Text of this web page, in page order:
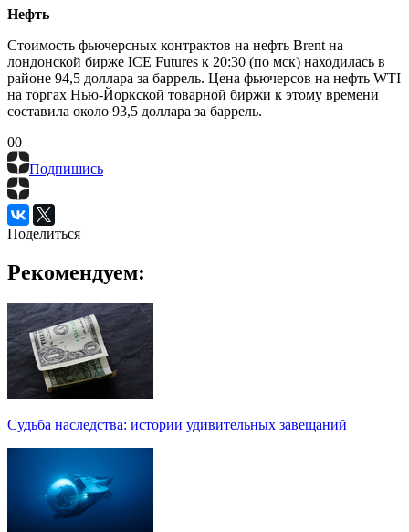
Нефть
Стоимость фьючерсных контрактов на нефть Brent на
лондонской бирже ICE Futures к 20:30 (по мск) находилась в
районе 94,5 доллара за баррель. Цена фьючерсов на нефть WTI
на торгах Нью-Йоркской товарной биржи к этому времени
составила около 93,5 доллара за баррель.
00
Подпишись
Поделиться
Рекомендуем:
Судьба наследства: истории удивительных завещаний